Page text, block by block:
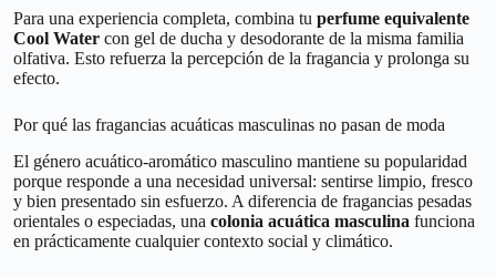
Para una experiencia completa, combina tu perfume equivalente
Cool Water con gel de ducha y desodorante de la misma familia
olfativa. Esto refuerza la percepción de la fragancia y prolonga su
efecto.
Por qué las fragancias acuáticas masculinas no pasan de moda
El género acuático-aromático masculino mantiene su popularidad
porque responde a una necesidad universal: sentirse limpio, fresco
y bien presentado sin esfuerzo. A diferencia de fragancias pesadas
orientales o especiadas, una colonia acuática masculina funciona
en prácticamente cualquier contexto social y climático.